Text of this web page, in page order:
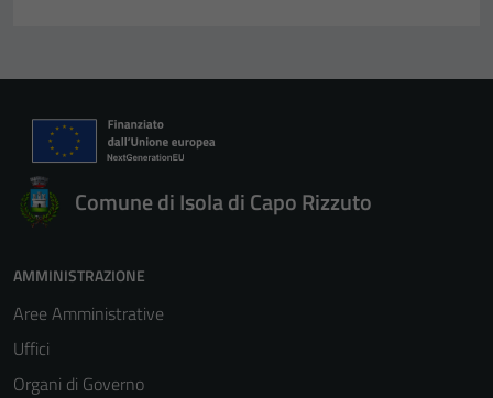
Comune di Isola di Capo Rizzuto
AMMINISTRAZIONE
Aree Amministrative
Uffici
Organi di Governo